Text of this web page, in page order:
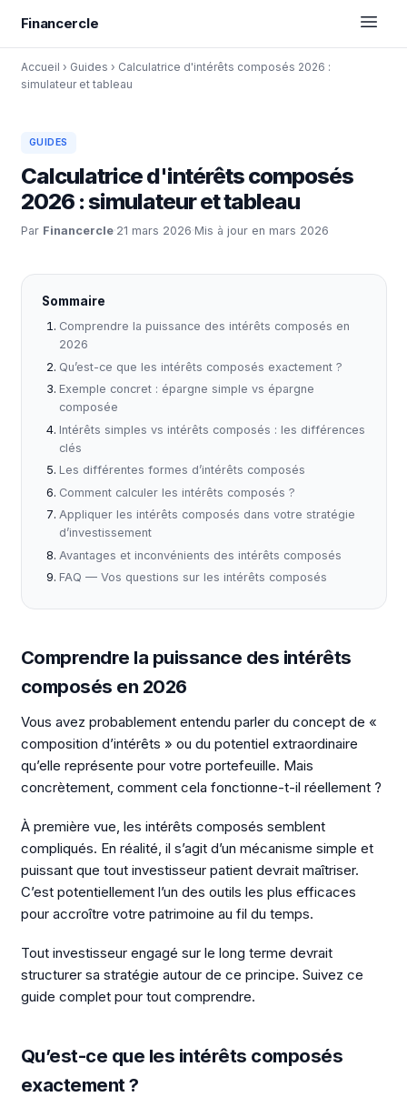
Financercle
Accueil › Guides › Calculatrice d'intérêts composés 2026 :
simulateur et tableau
GUIDES
Calculatrice d'intérêts composés
2026 : simulateur et tableau
Par Financercle·21 mars 2026·Mis à jour en mars 2026
Sommaire
Comprendre la puissance des intérêts composés en
2026
Qu’est-ce que les intérêts composés exactement ?
Exemple concret : épargne simple vs épargne
composée
Intérêts simples vs intérêts composés : les différences
clés
Les différentes formes d’intérêts composés
Comment calculer les intérêts composés ?
Appliquer les intérêts composés dans votre stratégie
d’investissement
Avantages et inconvénients des intérêts composés
FAQ — Vos questions sur les intérêts composés
Comprendre la puissance des intérêts
composés en 2026
Vous avez probablement entendu parler du concept de «
composition d’intérêts » ou du potentiel extraordinaire
qu’elle représente pour votre portefeuille. Mais
concrètement, comment cela fonctionne-t-il réellement ?
À première vue, les intérêts composés semblent
compliqués. En réalité, il s’agit d’un mécanisme simple et
puissant que tout investisseur patient devrait maîtriser.
C’est potentiellement l’un des outils les plus efficaces
pour accroître votre patrimoine au fil du temps.
Tout investisseur engagé sur le long terme devrait
structurer sa stratégie autour de ce principe. Suivez ce
guide complet pour tout comprendre.
Qu’est-ce que les intérêts composés
exactement ?